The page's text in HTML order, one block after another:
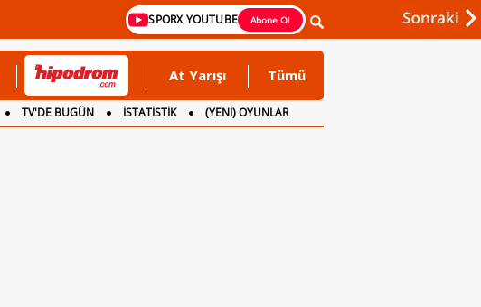
SPORX YOUTUBE Abone Ol
At Yarışı Tümü
TV'DE BUGÜN İSTATİSTİK
(YENİ) OYUNLAR